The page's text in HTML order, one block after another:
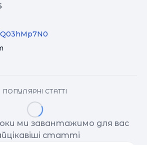
ПОПУЛЯРНІ СТАТТІ
ми завантажимо для вас
статті